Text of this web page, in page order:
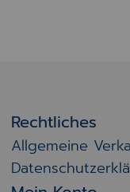
Rechtliches
Allgemeine